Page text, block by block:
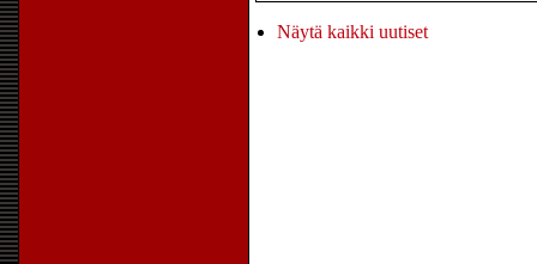
Näytä kaikki uutiset